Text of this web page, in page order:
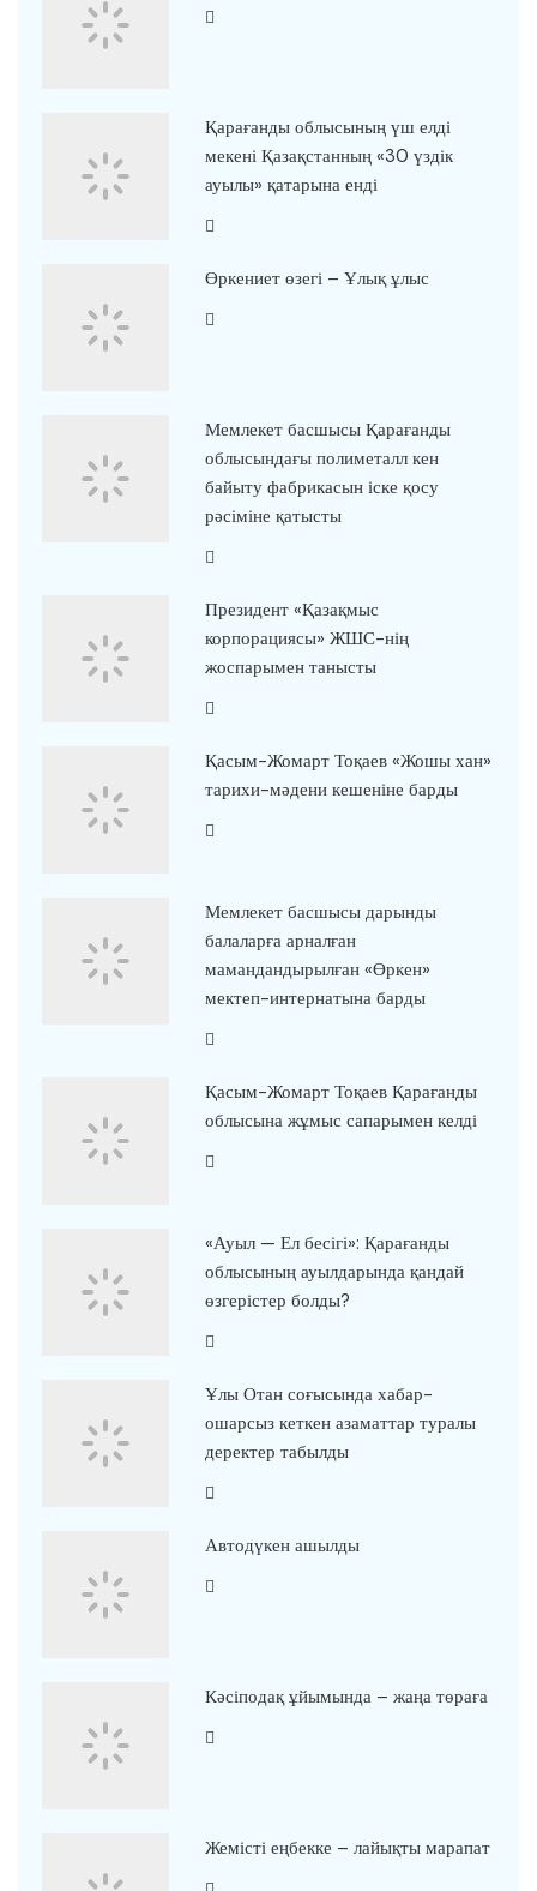
Қарағанды облысының үш елді
мекені Қазақстанның «30 үздік
ауылы» қатарына енді
Өркениет өзегі – Ұлық ұлыс
Мемлекет басшысы Қарағанды
облысындағы полиметалл кен
байыту фабрикасын іске қосу
рәсіміне қатысты
Президент «Қазақмыс
корпорациясы» ЖШС-нің
жоспарымен танысты
Қасым-Жомарт Тоқаев «Жошы хан»
тарихи-мәдени кешеніне барды
Мемлекет басшысы дарынды
балаларға арналған
мамандандырылған «Өркен»
мектеп-интернатына барды
Қасым-Жомарт Тоқаев Қарағанды
облысына жұмыс сапарымен келді
«Ауыл — Ел бесігі»: Қарағанды
облысының ауылдарында қандай
өзгерістер болды?
Ұлы Отан соғысында хабар-
ошарсыз кеткен азаматтар туралы
деректер табылды
Автодүкен ашылды
Кәсіподақ ұйымында – жаңа төраға
Жемісті еңбекке – лайықты марапат